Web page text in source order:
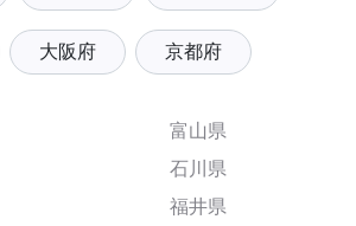
大阪府 京都府
富山県
石川県
福井県